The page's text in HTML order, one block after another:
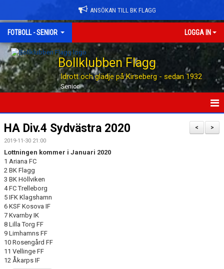
ANSÖKAN TILL BK FLAGG
FOTBOLL - SENIOR LOGGA IN
Bollklubben Flagg
Idrott och glädje på Kirseberg - sedan 1932
Senior
HEM
NYHETER
TABELLEN
KALENDER
MATCHER
TRUPPEN
NYFÖRVÄRV
>
<
HA Div.4 Sydvästra 2020
2019-11-30 21:00
Lottningen kommer i Januari 2020
1 Ariana FC
2 BK Flagg
3 BK Höllviken
4 FC Trelleborg
5 IFK Klagshamn
6 KSF Kosova IF
7 Kvarnby IK
8 Lilla Torg FF
9 Limhamns FF
10 Rosengård FF
11 Vellinge FF
12 Åkarps IF